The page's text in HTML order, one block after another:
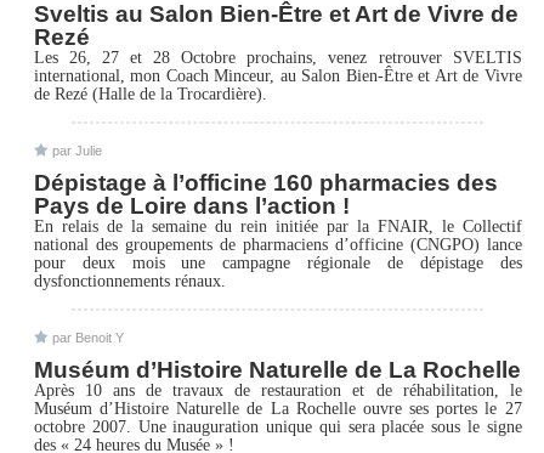
Sveltis au Salon Bien-Être et Art de Vivre de
Rezé
Les 26, 27 et 28 Octobre prochains, venez retrouver SVELTIS
international, mon Coach Minceur, au Salon Bien-Être et Art de Vivre
de Rezé (Halle de la Trocardière).
par Julie
Dépistage à l’officine 160 pharmacies des
Pays de Loire dans l’action !
En relais de la semaine du rein initiée par la FNAIR, le Collectif
national des groupements de pharmaciens d’officine (CNGPO) lance
pour deux mois une campagne régionale de dépistage des
dysfonctionnements rénaux.
par Benoit Y
Muséum d’Histoire Naturelle de La Rochelle
Après 10 ans de travaux de restauration et de réhabilitation, le
Muséum d’Histoire Naturelle de La Rochelle ouvre ses portes le 27
octobre 2007. Une inauguration unique qui sera placée sous le signe
des « 24 heures du Musée » !